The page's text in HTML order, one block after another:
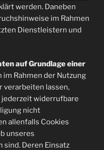
werden. Daneben
im Rahmen
Dienstleistern und
auf Grundlage einer
im Rahmen der Nutzung
verarbeiten lassen,
widerrufbare
nicht
allenfalls Cookies
unseres
Deren Einsatz